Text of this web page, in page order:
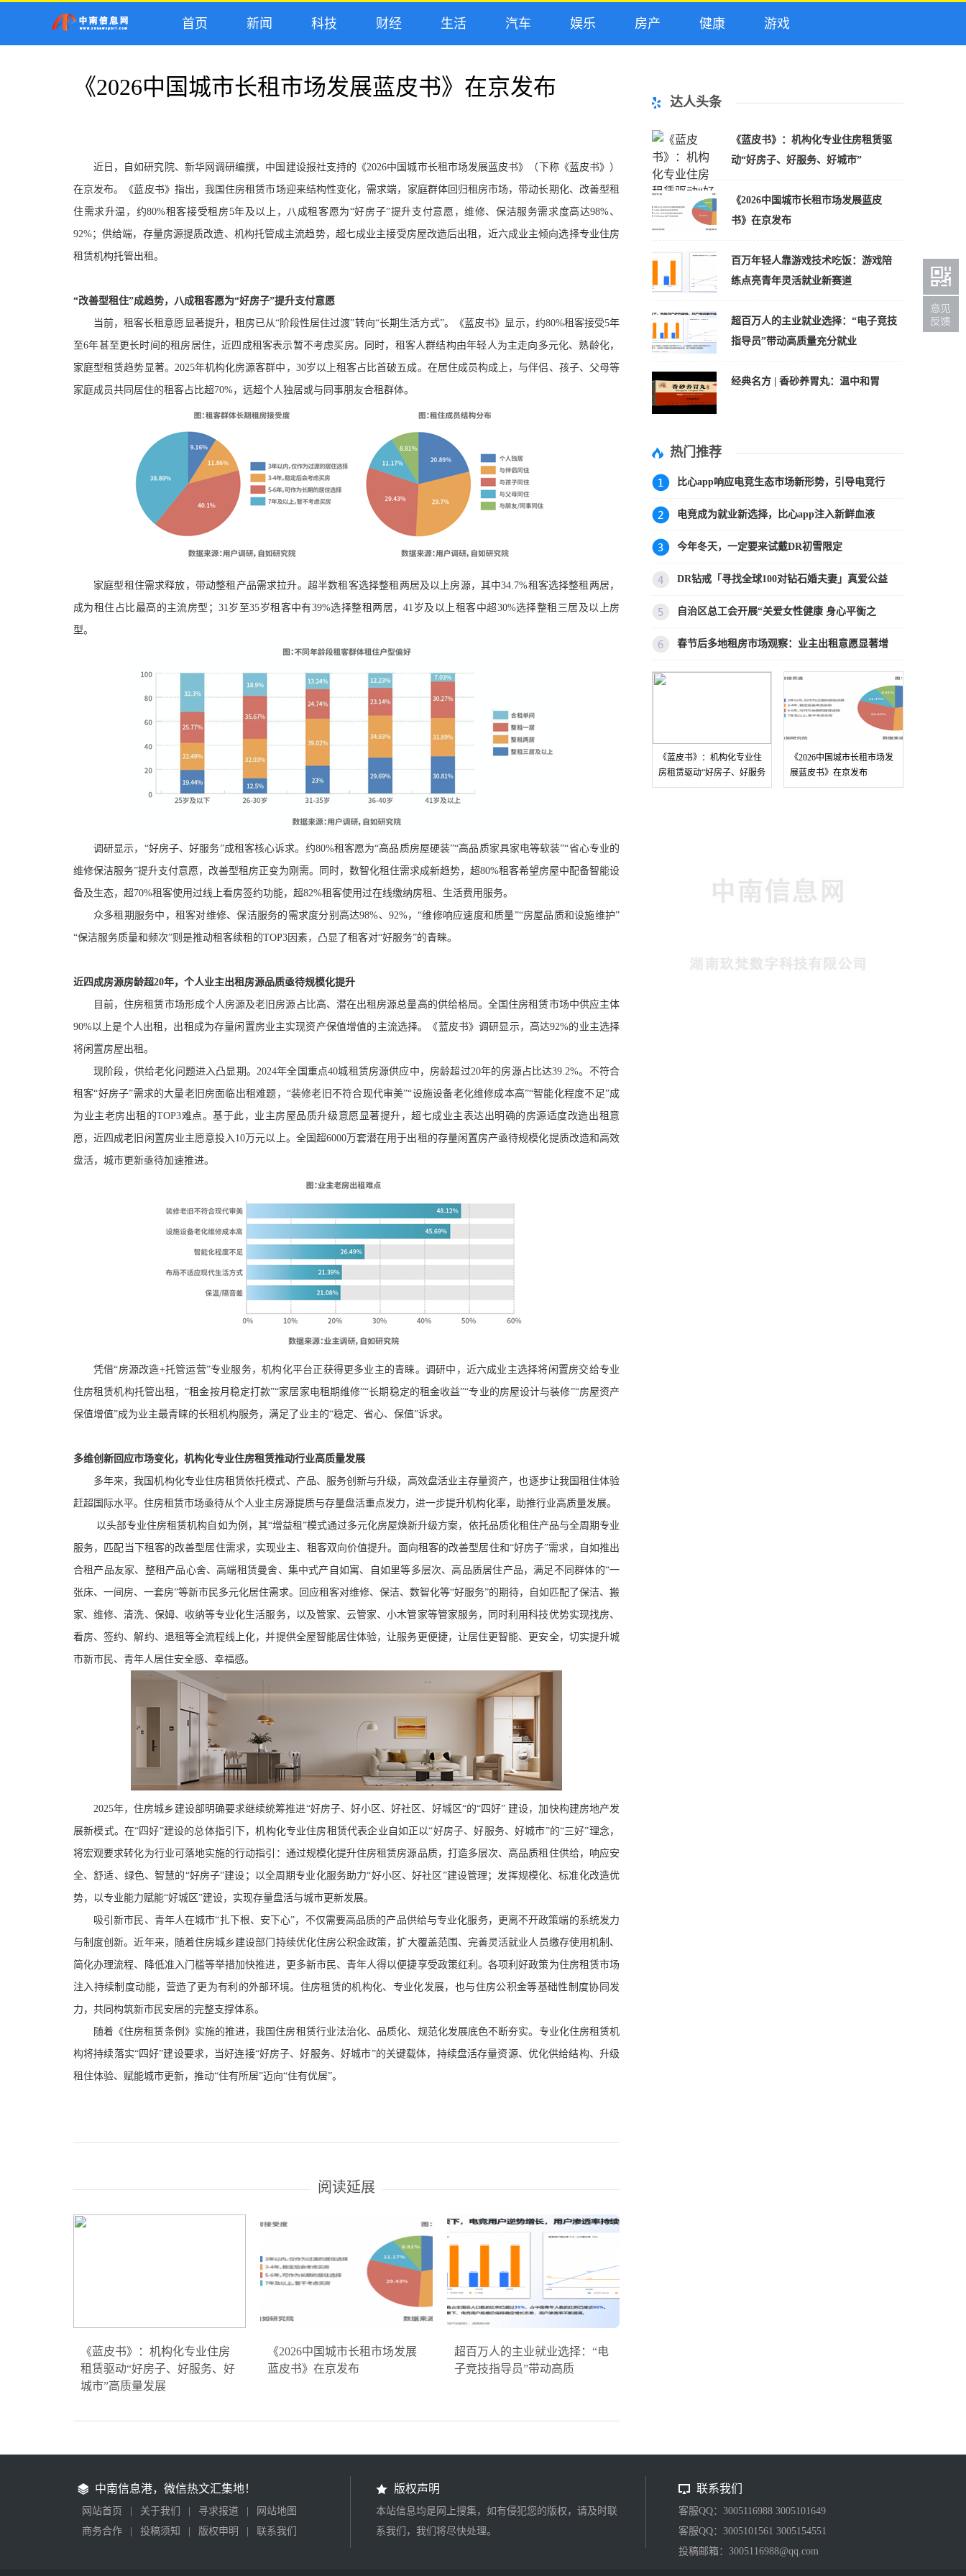
首页 新闻 科技 财经 生活 汽车 娱乐 房产 健康 游戏
《2026中国城市长租市场发展蓝皮书》在京发布
近日， 自如研究院、 新华网 调研编撰， 中国建设报社支持的 《2026中国城市长租市场发展蓝皮书》 （下称《蓝皮书》）
在京发布。《蓝皮书》指出， 我国住房租赁市场迎来结构性变化，需求端，家庭群体回归租房市场，带动长期化、改善型租
住需求升温，约80%租客接受租房5年及以上，八成租客愿为“好房子”提升支付意愿，维修、保洁服务需求度高达98%、
92%；供给端，存量房源提质改造、机构托管成主流趋势，超七成业主接受房屋改造后出租，近六成业主倾向选择专业住房
租赁机构托管出租。
“改善型租住”成趋势，八成租客愿为“好房子”提升支付意愿
当前，租客长租意愿显著提升，租房已从“阶段性居住过渡”转向“长期生活方式”。《蓝皮书》显示， 约80%租客接受5年
至6年甚至更长时间的租房居住，近四成租客表示暂不考虑买房。 同时，租客人群结构由年轻人为主走向多元化、熟龄化，
家庭型租赁趋势显著。 2025年机构化房源客群中，30岁以上租客占比首破五成。 在居住成员构成上，与伴侣、孩子、父母等
家庭成员共同居住的租客占比超70%，远超个人独居或与同事朋友合租群体。
家庭型租住需求释放，带动整租产品需求拉升。 超半数租客选择整租两居及以上房源，其中34.7%租客选择整租两居，
成为租住占比最高的主流房型；31岁至35岁租客中有39%选择整租两居，41岁及以上租客中超30%选择整租三居及以上房
型。
调研显示， “好房子、好服务”成租客核心诉求。 约80%租客愿为“高品质房屋硬装”“高品质家具家电等软装”“省心专业的
维修保洁服务”提升支付意愿， 改善型租房正变为刚需。 同时， 数智化租住需求成新趋势，超80%租客希望房屋中配备智能设
备及生态，超70%租客使用过线上看房签约功能，超82%租客使用过在线缴纳房租、生活费用服务。
众多租期服务中，租客对维修、保洁服务的 需求度分别高达98%、92%，“维修响应速度和质量”“房屋品质和设施维护”
“保洁服务质量和频次”则是推动租客续租的TOP3因素，凸显了租客对“好服务”的青睐。
近四成房源房龄超20年，个人业主出租房源品质亟待规模化提升
目前，住房租赁市场形成个人房源及老旧房源占比高、潜在出租房源总量高的供给格局。全国住房租赁市场中供应主体
90%以上是个人出租 ，出租成为存量闲置房业主实现资产保值增值的主流选择。 《蓝皮书》调研显示， 高达92%的业主选择
将闲置房屋出租。
现阶段，供给老化问题进入凸显期。 2024年全国重点40城租赁房源供应中， 房龄超过20年的房源占比达39.2%。 不符合
租客“好房子”需求的大量老旧房面临出租难题， “装修老旧不符合现代审美”“设施设备老化维修成本高”“智能化程度不足”成
为 业主老房出租的TOP3难点。基于此， 业主房屋品质升级意愿显著提升，超七成业主表达出明确的房源适度改造出租意
愿，近四成老旧闲置房业主愿意投入10万元以上。全国超6000万套潜在用于出租的存量闲置房产亟待规模化提质改造和高效
盘活，城市更新亟待加速推进。
凭借“房源改造+托管运营”专业服务，机构化平台正获得更多业主的青睐。调研中， 近六成业主选择将闲置房交给专业
住房租赁机构托管出租 ，“租金按月稳定打款”“家居家电租期维修”“长期稳定的租金收益”“专业的房屋设计与装修”“房屋资产
保值增值”成为业主最青睐的长租机构服务，满足了业主的“稳定、省心、保值”诉求。
多维创新回应市场变化，机构化专业住房租赁推动行业高质量发展
多年来，我国机构化专业住房租赁依托模式、 产品、 服务创新与升级 ，高效盘活业主存量资产 ，也逐步让我国租住体验
赶超国际水平。住房租赁市场亟待从个人业主房源提质与存量盘活重点发力，进一步提升机构化率，助推行业高质量发展。
以头部专业住房租赁机构 自如为例，其“增益租”模式通过多元化房屋焕新升级方案，依托品质化租住产品与全周期专业
服务，匹配当下租客的改善型居住需求，实现业主、租客双向价值提升。 面向租客的改善型居住和“好房子”需求，自如推出
合租产品友家、 整租产品心舍、 高端租赁曼舍、 集中式产 自如寓、自如 里等多层次、高品质居住产品，满足不同群体的“一
张床、一间房、一套房”等新市民多元化居住需求。 回应租客对维修、保洁、数智化等“好服务”的期待，自如匹配了保洁、搬
家、维修、清洗、保姆、收纳等专业化生活服务，以及管家、云管家、小木管家等管家服务，同时利用科技优势实现找房、
看房、签约、解约、退租等全流程线上化，并提供全屋智能居住体验，让服务更便捷，让居住更智能、更安全， 切实提升城
市新市民、青年人居住安全感、幸福感。
2025年，住房城乡建设部明确要求继续统筹推进“好房子、好小区、好社区、好城区“的“四好” 建设，加快构建房地产发
展新模式。在“四好”建设的总体指引下，机构化专业住房租赁代表企业自如 正以“好房子、好服务、好城市”的“三好”理念，
将宏观要求转化为行业可落地实施的行动指引：通过规模化提升住房租赁房源品质，打造多层次、高品质租住供给，响应安
全、舒适、绿色、智慧的“好房子”建设；以全周期专业化服务助力“好小区、好社区”建设管理；发挥规模化、标准化改造优
势，以专业能力赋能“好城区”建设，实现存量盘活与城市更新发展。
吸引新市民、青年人在城市“扎下根、安下心”，不仅需要高品质的产品供给与专业化服务，更离不开政策端的系统发力
与制度创新。近年来，随着住房城乡建设部门 持续优化住房公积金政策 ，扩大覆盖范围、完善灵活就业人员缴存使用机制、
简化办理流程、降低准入门槛等举措加快推进，更多新市民、青年人得以便捷享受政策红利。各项利好政策为住房租赁市场
注入持续制度动能，营造了更为有利的外部环境。住房租赁的机构化、专业化发展，也与住房公积金等基础性制度协同发
力，共同构筑新市民安居的完整支撑体系。
随着《住房租赁条例》实施的推进，我国住房租赁行业法治化、品质化、规范化发展底色不断夯实。专业化住房租赁机
构将持续落实“四好”建设要求，当好连接“好房子、好服务、好城市”的关键载体，持续盘活存量资源、优化供给结构、升级
租住体验、 赋能城市更新，推动“住有所居”迈向“住有优居”。
阅读延展
《蓝皮书》：机构化专业住房
租赁驱动“好房子、好服务、好
城市”高质量发展
《2026中国城市长租市场发展
蓝皮书》在京发布
超百万人的主业就业选择：“电
子竞技指导员”带动高质
达人头条
《蓝皮书》：机构化专业住房租赁驱
动“好房子、好服务、好城市”
《2026中国城市长租市场发展蓝皮
书》在京发布
百万年轻人靠游戏技术吃饭：游戏陪
练点亮青年灵活就业新赛道
超百万人的主业就业选择：“电子竞技
指导员”带动高质量充分就业
经典名方 | 香砂养胃丸：温中和胃
热门推荐
比心app响应电竞生态市场新形势，引导电竞行
电竞成为就业新选择，比心app注入新鲜血液
今年冬天，一定要来试戴DR初雪限定
DR钻戒「寻找全球100对钻石婚夫妻」真爱公益
自治区总工会开展“关爱女性健康 身心平衡之
春节后多地租房市场观察：业主出租意愿显著增
《蓝皮书》：机构化专业住
房租赁驱动“好房子、好服务
《2026中国城市长租市场发
展蓝皮书》在京发布
中南信息港，微信热文汇集地！
网站首页 关于我们 寻求报道
网站地图
商务合作
投稿须知 版权申明 联系我们
版权声明
本站信息均是网上搜集，如有侵犯您的版权，请及时联
系我们，我们将尽快处理。
联系我们
客服QQ：3005116988 3005101649
客服QQ：3005101561 3005154551
投稿邮箱：3005116988@qq.com